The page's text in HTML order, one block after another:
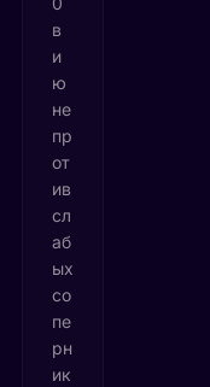
в
и
ю
не
пр
от
ив
сл
аб
ых
со
пе
рн
ик